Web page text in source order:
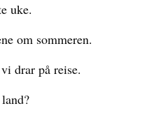
uke.
om sommeren.
drar på reise.